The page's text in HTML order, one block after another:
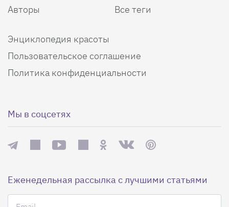
Авторы
Все теги
Энциклопедия красоты
Пользовательское соглашение
Политика конфиденциальности
Мы в соцсетях
Еженедельная рассылка с лучшими статьями